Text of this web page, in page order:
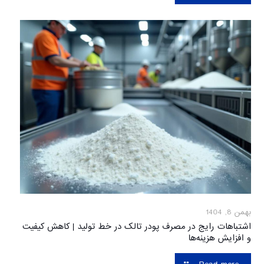
بهمن 8, 1404
اشتباهات رایج در مصرف پودر تالک در خط تولید | کاهش کیفیت
و افزایش هزینه‌ها